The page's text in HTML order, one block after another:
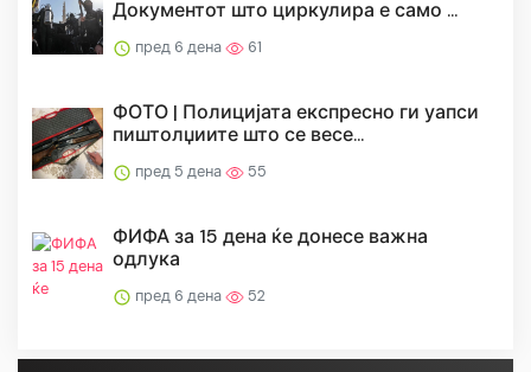
Документот што циркулира е само ...
пред 6 дена 61
ФОТО | Полицијата експресно ги уапси
пиштолџиите што се весе...
пред 5 дена 55
ФИФА за 15 дена ќе донесе важна
одлука
пред 6 дена 52